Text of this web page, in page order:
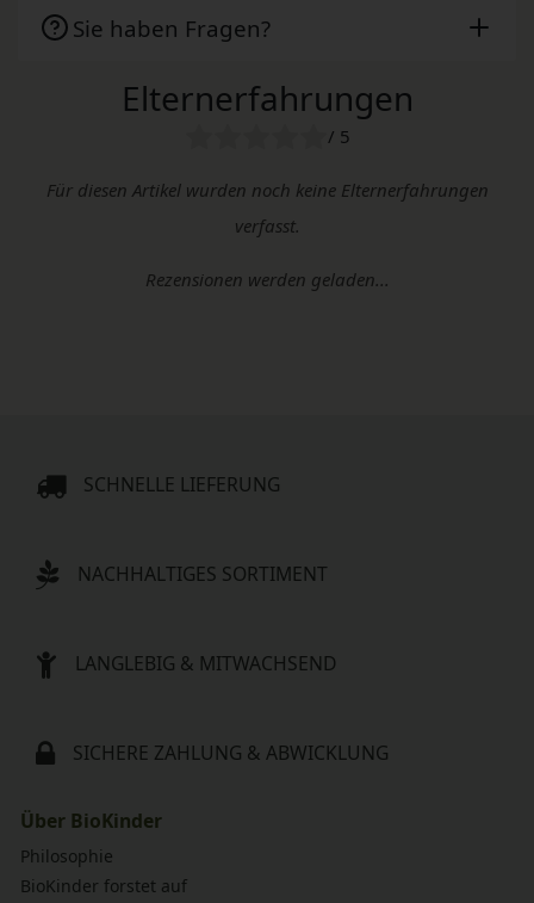
Sie haben Fragen?
Elternerfahrungen
/ 5
Für diesen Artikel wurden noch keine Elternerfahrungen
verfasst.
Rezensionen werden geladen...
SCHNELLE LIEFERUNG
NACHHALTIGES SORTIMENT
LANGLEBIG & MITWACHSEND
SICHERE ZAHLUNG & ABWICKLUNG
Über BioKinder
Philosophie
BioKinder forstet auf